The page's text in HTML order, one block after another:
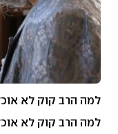
למה הרב קוק לא
למה הרב קוק לא